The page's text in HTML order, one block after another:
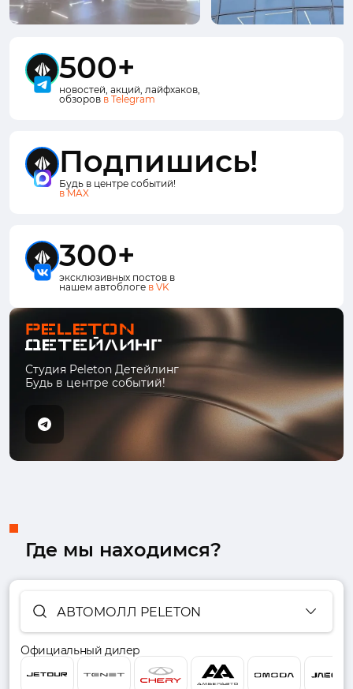
500+
новостей, акций, лайфхаков,
обзоров в Telegram
Подпишись!
Будь в центре событий!
в MAX
300+
эксклюзивных постов в
нашем автоблоге в VK
Студия Peleton Детейлинг
Будь в центре событий!
Где мы находимся?
АВТОМОЛЛ PELETON
Официальный дилер